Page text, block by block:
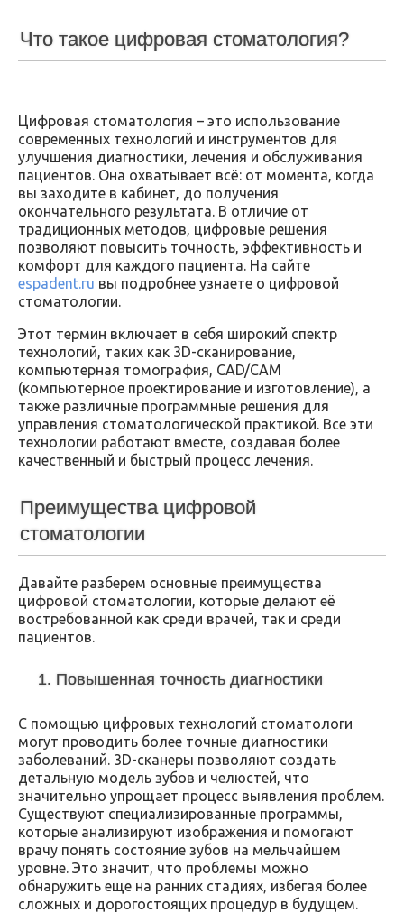
Что такое цифровая стоматология?
Цифровая стоматология – это использование
современных технологий и инструментов для
улучшения диагностики, лечения и обслуживания
пациентов. Она охватывает всё: от момента, когда
вы заходите в кабинет, до получения
окончательного результата. В отличие от
традиционных методов, цифровые решения
позволяют повысить точность, эффективность и
комфорт для каждого пациента. На сайте
espadent.ru вы подробнее узнаете о цифровой
стоматологии.
Этот термин включает в себя широкий спектр
технологий, таких как 3D-сканирование,
компьютерная томография, CAD/CAM
(компьютерное проектирование и изготовление), а
также различные программные решения для
управления стоматологической практикой. Все эти
технологии работают вместе, создавая более
качественный и быстрый процесс лечения.
Преимущества цифровой
стоматологии
Давайте разберем основные преимущества
цифровой стоматологии, которые делают её
востребованной как среди врачей, так и среди
пациентов.
1. Повышенная точность диагностики
С помощью цифровых технологий стоматологи
могут проводить более точные диагностики
заболеваний. 3D-сканеры позволяют создать
детальную модель зубов и челюстей, что
значительно упрощает процесс выявления проблем.
Существуют специализированные программы,
которые анализируют изображения и помогают
врачу понять состояние зубов на мельчайшем
уровне. Это значит, что проблемы можно
обнаружить еще на ранних стадиях, избегая более
сложных и дорогостоящих процедур в будущем.